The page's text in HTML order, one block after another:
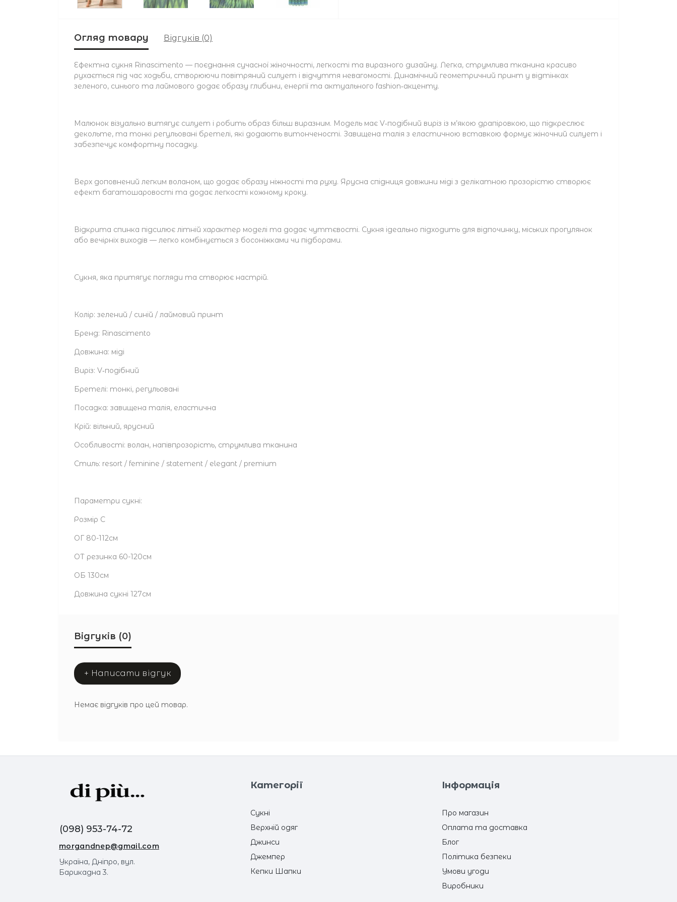
Огляд товару Відгуків (0)
Ефектна сукня Rinascimento — поєднання сучасної жіночності, легкості та виразного дизайну. Легка, струмлива тканина красиво
рухається під час ходьби, створюючи повітряний силует і відчуття невагомості. Динамічний геометричний принт у відтінках
зеленого, синього та лаймового додає образу глибини, енергії та актуального fashion‑акценту.
Малюнок візуально витягує силует і робить образ більш виразним. Модель має V‑подібний виріз із м’якою драпіровкою, що підкреслює
декольте, та тонкі регульовані бретелі, які додають витонченості. Завищена талія з еластичною вставкою формує жіночний силует і
забезпечує комфортну посадку.
Верх доповнений легким воланом, що додає образу ніжності та руху. Ярусна спідниця довжини міді з делікатною прозорістю створює
ефект багатошаровості та додає легкості кожному кроку.
Відкрита спинка підсилює літній характер моделі та додає чуттєвості. Сукня ідеально підходить для відпочинку, міських прогулянок
або вечірніх виходів — легко комбінується з босоніжками чи підборами.
Сукня, яка притягує погляди та створює настрій.
Колір: зелений / синій / лаймовий принт
Бренд: Rinascimento
Довжина: міді
Виріз: V‑подібний
Бретелі: тонкі, регульовані
Посадка: завищена талія, еластична
Крій: вільний, ярусний
Особливості: волан, напівпрозорість, струмлива тканина
Стиль: resort / feminine / statement / elegant / premium
Параметри сукні:
Розмір С
ОГ 80-112см
ОТ резинка 60-120см
ОБ 130см
Довжина сукні 127см
Відгуків (0)
+ Написати відгук
Немає відгуків про цей товар.
(098) 953-74-72
morgandnep@gmail.com
Україна, Дніпро, вул.
Барикадна 3.
Категорії
Сукні
Верхній одяг
Джинси
Джемпер
Кепки Шапки
Інформація
Про магазин
Оплата та доставка
Блог
Політика безпеки
Умови угоди
Виробники